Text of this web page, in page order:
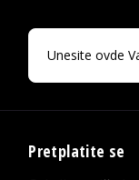
Pretplatite se